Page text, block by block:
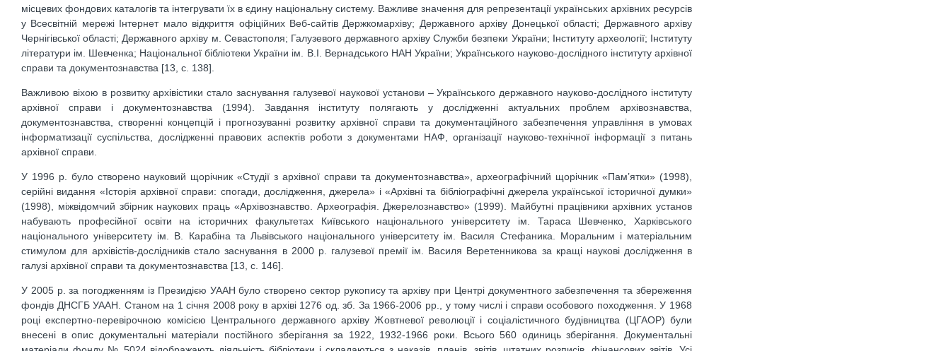
місцевих фондових каталогів та інтегрувати їх в єдину національну систему. Важливе значення для репрезентації українських архівних ресурсів
у Всесвітній мережі Інтернет мало відкриття офіційних Веб-сайтів Держкомархіву; Державного архіву Донецької області; Державного архіву
Чернігівської області; Державного архіву м. Севастополя; Галузевого державного архіву Служби безпеки України; Інституту археології; Інституту
літератури ім. Шевченка; Національної бібліотеки України ім. В.І. Вернадського НАН України; Українського науково-дослідного інституту архівної
справи та документознавства [13, с. 138].
Важливою віхою в розвитку архівістики стало заснування галузевої наукової установи – Українського державного науково-дослідного інституту
архівної справи і документознавства (1994). Завдання інституту полягають у дослідженні актуальних проблем архівознавства,
документознавства, створенні концепцій і прогнозуванні розвитку архівної справи та документаційного забезпечення управління в умовах
інформатизації суспільства, дослідженні правових аспектів роботи з документами НАФ, організації науково-технічної інформації з питань
архівної справи.
У 1996 р. було створено науковий щорічник «Студії з архівної справи та документознавства», археографічний щорічник «Пам’ятки» (1998),
серійні видання «Історія архівної справи: спогади, дослідження, джерела» і «Архівні та бібліографічні джерела української історичної думки»
(1998), міжвідомчий збірник наукових праць «Архівознавство. Археографія. Джерелознавство» (1999). Майбутні працівники архівних установ
набувають професійної освіти на історичних факультетах Київського національного університету ім. Тараса Шевченко, Харківського
національного університету ім. В. Карабіна та Львівського національного університету ім. Василя Стефаника. Моральним і матеріальним
стимулом для архівістів-дослідників стало заснування в 2000 р. галузевої премії ім. Василя Веретенникова за кращі наукові дослідження в
галузі архівної справи та документознавства [13, с. 146].
У 2005 р. за погодженням із Президією УААН було створено сектор рукопису та архіву при Центрі документного забезпечення та збереження
фондів ДНСГБ УААН. Станом на 1 січня 2008 року в архіві 1276 од. зб. За 1966-2006 рр., у тому числі і справи особового походження. У 1968
році експертно-перевірочною комісією Центрального державного архіву Жовтневої революції і соціалістичного будівництва (ЦГАОР) були
внесені в опис документальні матеріали постійного зберігання за 1922, 1932-1966 роки. Всього 560 одиниць зберігання. Документальні